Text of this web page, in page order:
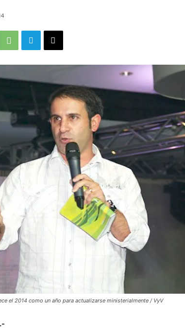
el 2014 como un año para actualizarse ministerialmente / VyV